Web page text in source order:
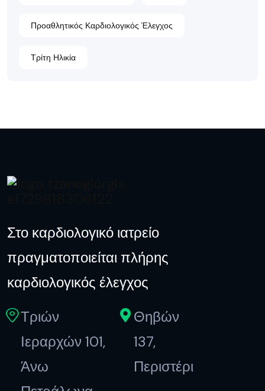
Προαθλητικός Καρδιολογικός Έλεγχος
Τρίτη Ηλικία
Στο καρδιολογικό ιατρείο
πραγματοποιείται πλήρης
καρδιολογικός έλεγχος
Τριών
Ιεραρχών 101,
Άνω
Θηβών
137,
Περιστέρι